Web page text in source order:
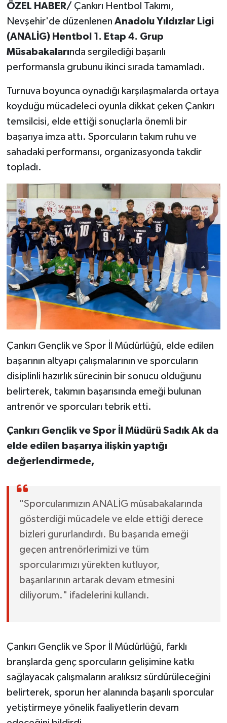
ÖZEL HABER/ Çankırı Hentbol Takımı,
Nevşehir'de düzenlenen Anadolu Yıldızlar Ligi
(ANALİG) Hentbol 1. Etap 4. Grup
Müsabakalarında sergilediği başarılı
performansla grubunu ikinci sırada tamamladı.
Turnuva boyunca oynadığı karşılaşmalarda ortaya
koyduğu mücadeleci oyunla dikkat çeken Çankırı
temsilcisi, elde ettiği sonuçlarla önemli bir
başarıya imza attı. Sporcuların takım ruhu ve
sahadaki performansı, organizasyonda takdir
topladı.
Çankırı Gençlik ve Spor İl Müdürlüğü, elde edilen
başarının altyapı çalışmalarının ve sporcuların
disiplinli hazırlık sürecinin bir sonucu olduğunu
belirterek, takımın başarısında emeği bulunan
antrenör ve sporcuları tebrik etti.
Çankırı Gençlik ve Spor İl Müdürü Sadık Ak da
elde edilen başarıya ilişkin yaptığı
değerlendirmede,
"Sporcularımızın ANALİG müsabakalarında
gösterdiği mücadele ve elde ettiği derece
bizleri gururlandırdı. Bu başarıda emeği
geçen antrenörlerimizi ve tüm
sporcularımızı yürekten kutluyor,
başarılarının artarak devam etmesini
diliyorum." ifadelerini kullandı.
Çankırı Gençlik ve Spor İl Müdürlüğü, farklı
branşlarda genç sporcuların gelişimine katkı
sağlayacak çalışmaların aralıksız sürdürüleceğini
belirterek, sporun her alanında başarılı sporcular
yetiştirmeye yönelik faaliyetlerin devam